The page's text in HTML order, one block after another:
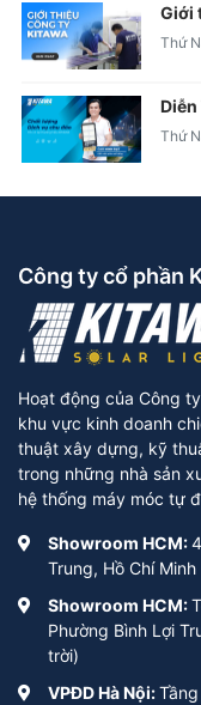
Giới
Thứ
Thứ
Công ty cổ phần
Hoạt động của Công
khu vực kinh doanh
thuật xây dựng, kỹ
trong những nhà sản
hệ thống máy móc tự
Showroom HCM:
Trung, Hồ Chí
Showroom HCM:
Phường Bình Lợi
trời)
VPĐD Hà Nội: